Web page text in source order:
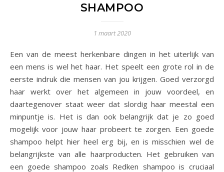
SHAMPOO
1 maart 2020
Een van de meest herkenbare dingen in het uiterlijk van
een mens is wel het haar. Het speelt een grote rol in de
eerste indruk die mensen van jou krijgen. Goed verzorgd
haar werkt over het algemeen in jouw voordeel, en
daartegenover staat weer dat slordig haar meestal een
minpuntje is. Het is dan ook belangrijk dat je zo goed
mogelijk voor jouw haar probeert te zorgen. Een goede
shampoo helpt hier heel erg bij, en is misschien wel de
belangrijkste van alle haarproducten. Het gebruiken van
een goede shampoo zoals Redken shampoo is cruciaal